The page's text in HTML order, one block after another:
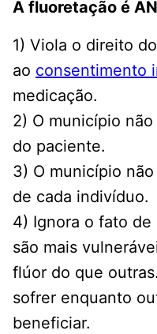
A fluoretação é
1) Viola o direito
ao consentimento
medicação.
2) O município
do paciente.
3) O município
de cada indivíduo.
4) Ignora o fato de
são mais
flúor do que
sofrer enquanto
beneficiar.